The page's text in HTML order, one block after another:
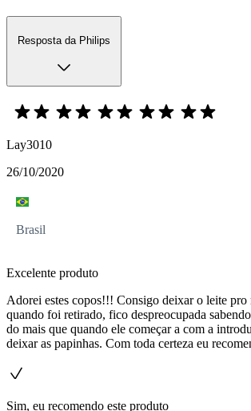
Resposta da Philips
Lay3010
26/10/2020
Brasil
Excelente produto
Adorei estes copos!!! Consigo deixar o leite pro
quando foi retirado, fico despreocupada
do mais que quando ele começar a com a
deixar as papinhas. Com toda certeza eu
Sim, eu recomendo este produto